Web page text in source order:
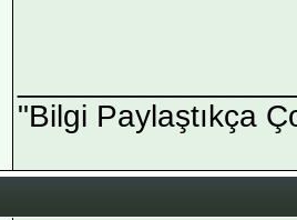
"Bilgi Paylaştıkça